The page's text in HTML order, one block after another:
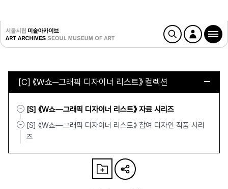
[C] 《W쇼─그래픽 디자이너 리스트》 컬렉션
[S] 《W쇼—그래픽 디자이너 리스트》 자료 시리즈
[S] 《W쇼—그래픽 디자이너 리스트》 참여 디자인 작품 시리
즈